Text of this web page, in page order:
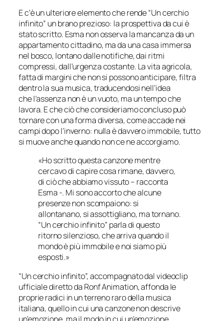
E c’è un ulteriore elemento che rende “Un cerchio
infinito” un brano prezioso: la prospettiva da cui è
stato scritto. Esma non osserva la mancanza da un
appartamento cittadino, ma da una casa immersa
nel bosco, lontano dalle notifiche, dai ritmi
compressi, dall’urgenza costante. La vita agricola,
fatta di margini che non si possono anticipare, filtra
dentro la sua musica, traducendosi nell’idea
che l’assenza non è un vuoto, ma un tempo che
lavora. E che ciò che consideriamo concluso può
tornare con una forma diversa, come accade nei
campi dopo l’inverno: nulla è davvero immobile, tutto
si muove anche quando non ce ne accorgiamo.
«Ho scritto questa canzone mentre
cercavo di capire cosa rimane, davvero,
di ciò che abbiamo vissuto – racconta
Esma -. Mi sono accorto che alcune
presenze non scompaiono: si
allontanano, si assottigliano, ma tornano.
“Un cerchio infinito” parla di questo
ritorno silenzioso, che arriva quando il
mondo è più immobile e noi siamo più
esposti.»
“Un cerchio infinito”, accompagnato dal videoclip
ufficiale diretto da Ronf Animation, affonda le
proprie radici in un terreno raro della musica
italiana, quello in cui una canzone non descrive